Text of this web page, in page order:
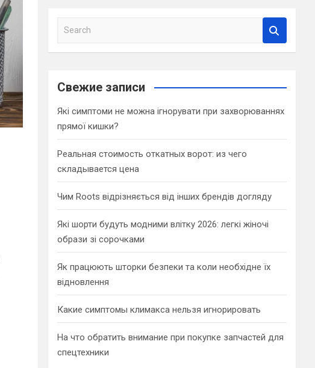
a
c
Свежие записи
Які симптоми не можна ігнорувати при захворюваннях
прямої кишки?
Реальная стоимость откатных ворот: из чего
складывается цена
Чим Roots відрізняється від інших брендів догляду
Які шорти будуть модними влітку 2026: легкі жіночі
образи зі сорочками
Як працюють шторки безпеки та коли необхідне їх
відновлення
Какие симптомы климакса нельзя игнорировать
На что обратить внимание при покупке запчастей для
спецтехники